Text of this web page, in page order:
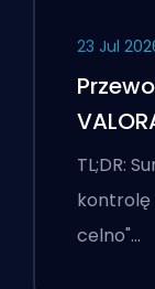
23 Jul
TL;DR:
kontrolę
celno"…